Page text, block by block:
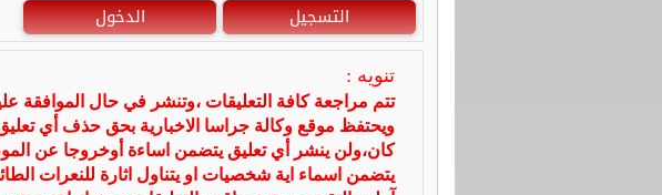
التسجيل الدخول
تنويه :
تتم مراجعة كافة التعليقات ،وتنشر في حال الموافقة
ويحتفظ موقع وكالة جراسا الاخبارية بحق حذف أي
كان،ولن ينشر أي تعليق يتضمن اساءة أوخروجا عن
يتضمن اسماء اية شخصيات او يتناول اثارة للنعرات